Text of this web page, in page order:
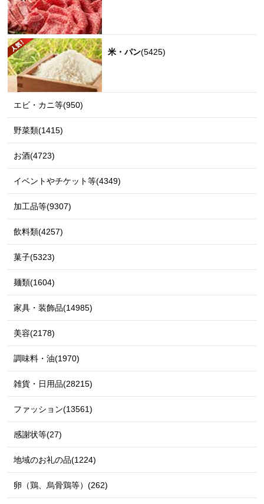
米・パン(5425)
エビ・カニ等(950)
野菜類(1415)
お酒(4723)
イベントやチケット等(4349)
加工品等(9307)
飲料類(4257)
菓子(5323)
麺類(1604)
家具・装飾品(14985)
美容(2178)
調味料・油(1970)
雑貨・日用品(28215)
ファッション(13561)
感謝状等(27)
地域のお礼の品(1224)
卵（鶏、烏骨鶏等）(262)